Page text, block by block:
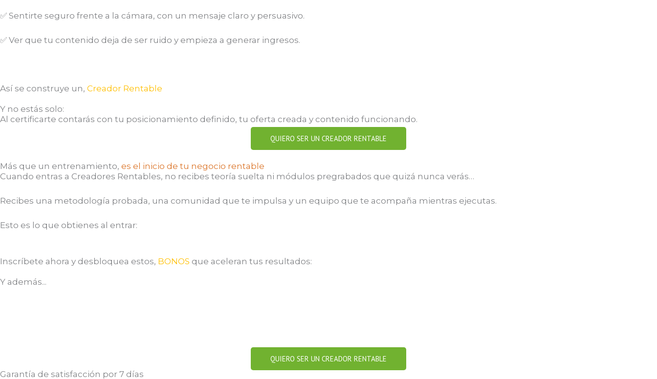
✅ Sentirte seguro frente a la cámara, con un mensaje claro y persuasivo.
✅ Ver que tu contenido deja de ser ruido y empieza a generar ingresos.
Así se construye un, Creador Rentable
Y no estás solo:
Al certificarte contarás con tu posicionamiento definido, tu oferta creada y contenido funcionando.
QUIERO SER UN CREADOR RENTABLE
Más que un entrenamiento, es el inicio de tu negocio rentable
Cuando entras a Creadores Rentables, no recibes teoría suelta ni módulos pregrabados que quizá nunca verás…
Recibes una metodología probada, una comunidad que te impulsa y un equipo que te acompaña mientras ejecutas.
Esto es lo que obtienes al entrar:
Inscríbete ahora y desbloquea estos, BONOS que aceleran tus resultados:
Y además...
QUIERO SER UN CREADOR RENTABLE
Garantía de satisfacción por 7 días